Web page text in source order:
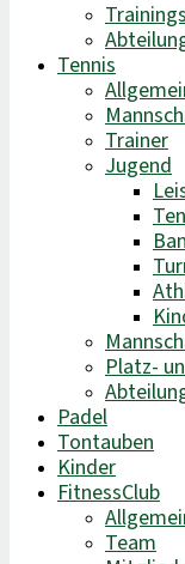
Tennis
Trainer
Jugend
Platz-
Padel
Tontauben
Kinder
FitnessClub
Team